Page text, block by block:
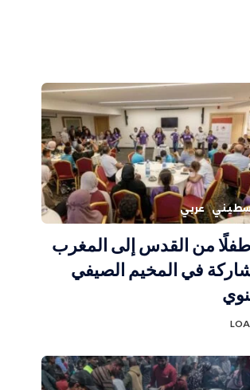
عربي
50 طفلًا من القدس إلى المغرب
في المخيم الصيفي